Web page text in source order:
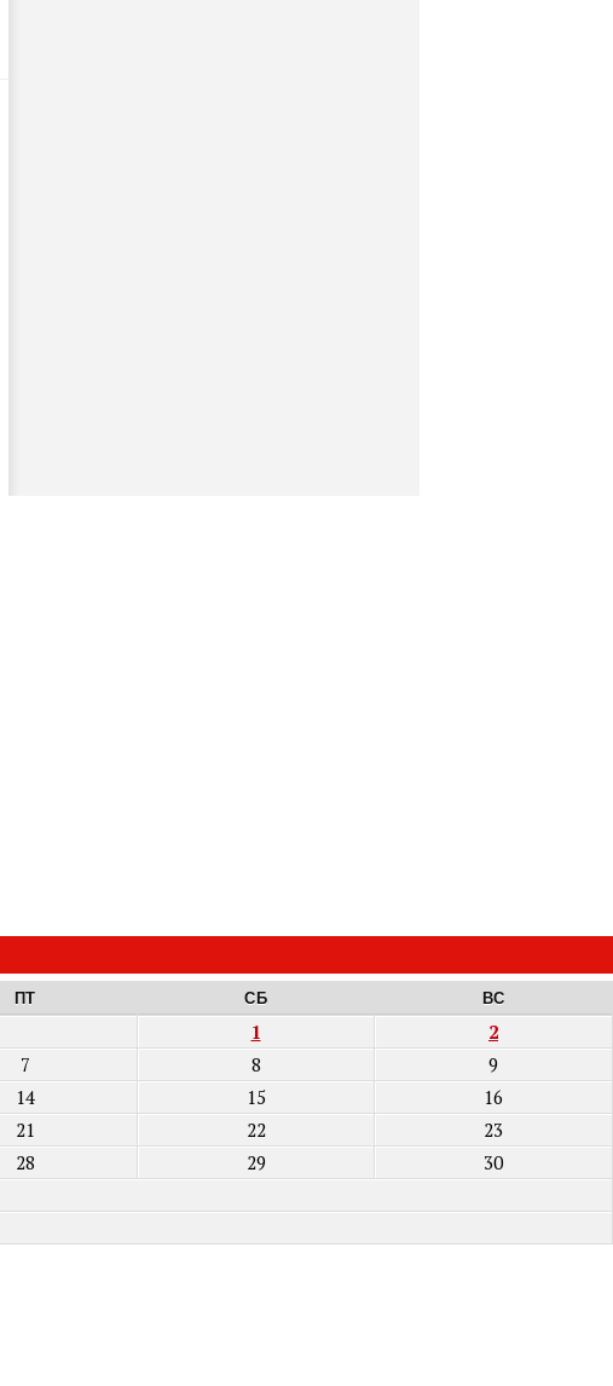
ПТ СБ ВС
1
2
7 8
9
14 15
16
21 22
23
28 29
30